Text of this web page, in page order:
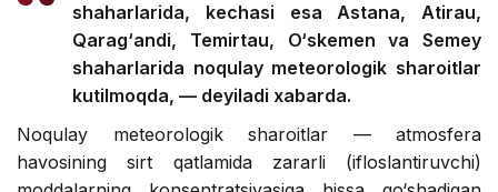
shaharlarida, kechasi esa Astana, Atirau,
Qarag‘andi, Temirtau, O‘skemen va Semey
shaharlarida noqulay meteorologik sharoitlar
kutilmoqda, — deyiladi xabarda.
Noqulay meteorologik sharoitlar — atmosfera
havosining sirt qatlamida zararli (ifloslantiruvchi)